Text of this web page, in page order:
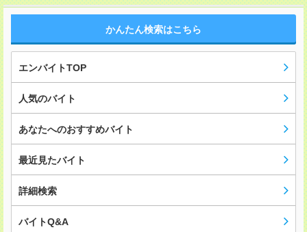
かんたん検索はこちら
エンバイトTOP
人気のバイト
あなたへのおすすめバイト
最近見たバイト
詳細検索
バイトQ&A